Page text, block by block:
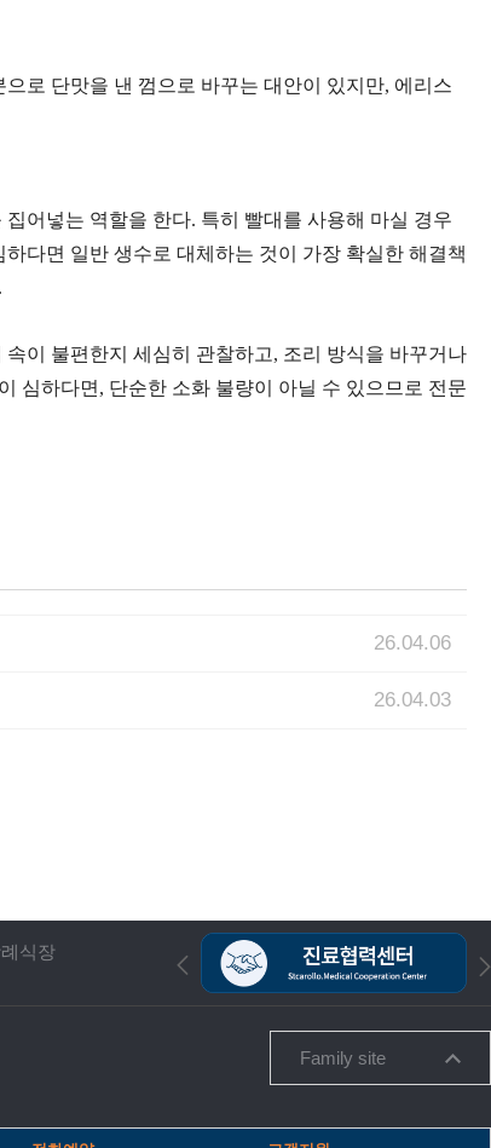
로 단맛을 낸 껌으로 바꾸는 대안이 있지만, 에리스
어넣는 역할을 한다. 특히 빨대를 사용해 마실 경우
다면 일반 생수로 대체하는 것이 가장 확실한 해결책
이 불편한지 세심히 관찰하고, 조리 방식을 바꾸거나
심하다면, 단순한 소화 불량이 아닐 수 있으므로 전문
26.04.06
26.04.03
식장
Family site